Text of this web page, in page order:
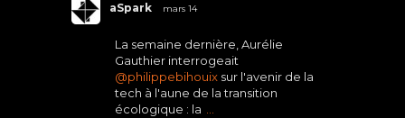
aSpark mars 14
La semaine dernière, Aurélie
Gauthier interrogeait
@philippebihouix sur l'avenir de la
tech à l'aune de la transition
écologique : la ...